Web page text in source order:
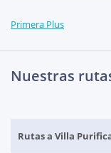
Primera Plus
Nuestras
Rutas a Villa